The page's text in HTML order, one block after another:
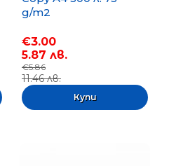
g/m2
€3.00
5.87 лв.
€5.86
11.46 лв.